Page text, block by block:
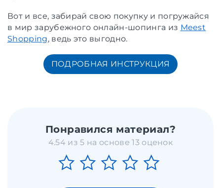
Вот и все, забирай свою покупку и погружайся
в мир зарубежного онлайн-шопинга из Meest
Shopping, ведь это выгодно.
ПОДРОБНАЯ ИНСТРУКЦИЯ
Понравился материал?
4.54 из 5 на основе 13 оценок